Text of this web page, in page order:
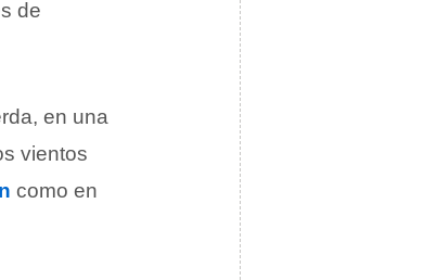
de
en una
vientos
como en